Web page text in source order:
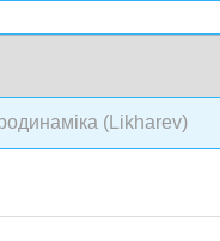
(Likharev)